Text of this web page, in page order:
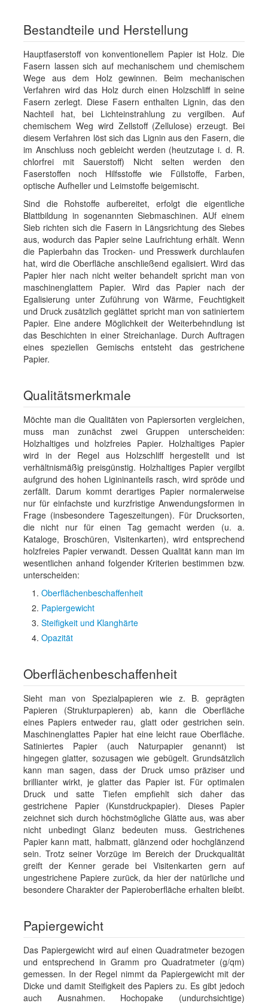
Bestandteile und Herstellung
Hauptfaserstoff von konventionellem Papier ist Holz. Die
Fasern lassen sich auf mechanischem und chemischem
Wege aus dem Holz gewinnen. Beim mechanischen
Verfahren wird das Holz durch einen Holzschliff in seine
Fasern zerlegt. Diese Fasern enthalten Lignin, das den
Nachteil hat, bei Lichteinstrahlung zu vergilben. Auf
chemischem Weg wird Zellstoff (Zellulose) erzeugt. Bei
diesem Verfahren löst sich das Lignin aus den Fasern, die
im Anschluss noch gebleicht werden (heutzutage i. d. R.
chlorfrei mit Sauerstoff) Nicht selten werden den
Faserstoffen noch Hilfsstoffe wie Füllstoffe, Farben,
optische Aufheller und Leimstoffe beigemischt.
Sind die Rohstoffe aufbereitet, erfolgt die eigentliche
Blattbildung in sogenannten Siebmaschinen. AUf einem
Sieb richten sich die Fasern in Längsrichtung des Siebes
aus, wodurch das Papier seine Laufrichtung erhält. Wenn
die Papierbahn das Trocken- und Presswerk durchlaufen
hat, wird die Oberfläche anschließend egalisiert. Wird das
Papier hier nach nicht weiter behandelt spricht man von
maschinenglattem Papier. Wird das Papier nach der
Egalisierung unter Zuführung von Wärme, Feuchtigkeit
und Druck zusätzlich geglättet spricht man von satiniertem
Papier. Eine andere Möglichkeit der Weiterbehndlung ist
das Beschichten in einer Streichanlage. Durch Auftragen
eines speziellen Gemischs entsteht das gestrichene
Papier.
Qualitätsmerkmale
Möchte man die Qualitäten von Papiersorten vergleichen,
muss man zunächst zwei Gruppen unterscheiden:
Holzhaltiges und holzfreies Papier. Holzhaltiges Papier
wird in der Regel aus Holzschliff hergestellt und ist
verhältnismäßig preisgünstig. Holzhaltiges Papier vergilbt
aufgrund des hohen Ligininanteils rasch, wird spröde und
zerfällt. Darum kommt derartiges Papier normalerweise
nur für einfachste und kurzfristige Anwendungsformen in
Frage (insbesondere Tageszeitungen). Für Drucksorten,
die nicht nur für einen Tag gemacht werden (u. a.
Kataloge, Broschüren, Visitenkarten), wird entsprechend
holzfreies Papier verwandt. Dessen Qualität kann man im
wesentlichen anhand folgender Kriterien bestimmen bzw.
unterscheiden:
Oberflächenbeschaffenheit
Papiergewicht
Steifigkeit und Klanghärte
Opazität
Oberflächenbeschaffenheit
Sieht man von Spezialpapieren wie z. B. geprägten
Papieren (Strukturpapieren) ab, kann die Oberfläche
eines Papiers entweder rau, glatt oder gestrichen sein.
Maschinenglattes Papier hat eine leicht raue Oberfläche.
Satiniertes Papier (auch Naturpapier genannt) ist
hingegen glatter, sozusagen wie gebügelt. Grundsätzlich
kann man sagen, dass der Druck umso präziser und
brillianter wirkt, je glatter das Papier ist. Für optimalen
Druck und satte Tiefen empfiehlt sich daher das
gestrichene Papier (Kunstdruckpapier). Dieses Papier
zeichnet sich durch höchstmögliche Glätte aus, was aber
nicht unbedingt Glanz bedeuten muss. Gestrichenes
Papier kann matt, halbmatt, glänzend oder hochglänzend
sein. Trotz seiner Vorzüge im Bereich der Druckqualität
greift der Kenner gerade bei Visitenkarten gern auf
ungestrichene Papiere zurück, da hier der natürliche und
besondere Charakter der Papieroberfläche erhalten bleibt.
Papiergewicht
Das Papiergewicht wird auf einen Quadratmeter bezogen
und entsprechend in Gramm pro Quadratmeter (g/qm)
gemessen. In der Regel nimmt da Papiergewicht mit der
Dicke und damit Steifigkeit des Papiers zu. Es gibt jedoch
auch Ausnahmen. Hochopake (undurchsichtige)